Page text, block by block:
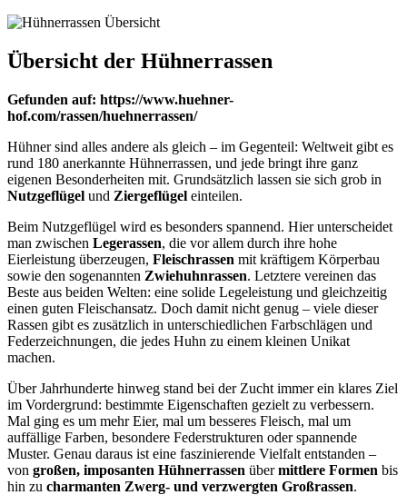
Übersicht der Hühnerrassen
Gefunden auf: https://www.huehner-
hof.com/rassen/huehnerrassen/
Hühner sind alles andere als gleich – im Gegenteil: Weltweit gibt es
rund 180 anerkannte Hühnerrassen, und jede bringt ihre ganz
eigenen Besonderheiten mit. Grundsätzlich lassen sie sich grob in
Nutzgeflügel und Ziergeflügel einteilen.
Beim Nutzgeflügel wird es besonders spannend. Hier unterscheidet
man zwischen Legerassen, die vor allem durch ihre hohe
Eierleistung überzeugen, Fleischrassen mit kräftigem Körperbau
sowie den sogenannten Zwiehuhnrassen. Letztere vereinen das
Beste aus beiden Welten: eine solide Legeleistung und gleichzeitig
einen guten Fleischansatz. Doch damit nicht genug – viele dieser
Rassen gibt es zusätzlich in unterschiedlichen Farbschlägen und
Federzeichnungen, die jedes Huhn zu einem kleinen Unikat
machen.
Über Jahrhunderte hinweg stand bei der Zucht immer ein klares Ziel
im Vordergrund: bestimmte Eigenschaften gezielt zu verbessern.
Mal ging es um mehr Eier, mal um besseres Fleisch, mal um
auffällige Farben, besondere Federstrukturen oder spannende
Muster. Genau daraus ist eine faszinierende Vielfalt entstanden –
von großen, imposanten Hühnerrassen übermittlere Formen bis
hin zu charmanten Zwerg- und verzwergten Großrassen.